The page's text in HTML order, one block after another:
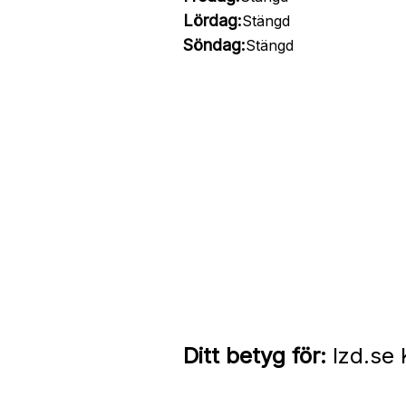
Lördag:Stängd
Söndag:Stängd
Ditt betyg för: Izd.se